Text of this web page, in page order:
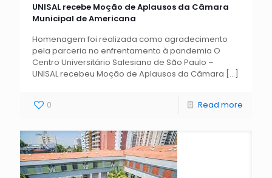
UNISAL recebe Moção de Aplausos da Câmara
Municipal de Americana
Homenagem foi realizada como agradecimento
pela parceria no enfrentamento à pandemia O
Centro Universitário Salesiano de São Paulo –
UNISAL recebeu Moção de Aplausos da Câmara […]
0 Read more